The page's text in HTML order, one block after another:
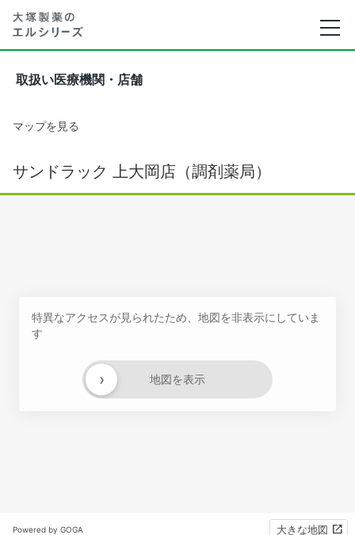
取扱い医療機関・店舗
マップを見る
サンドラック 上大岡店（調剤薬局）
特異なアクセスが見られたため、地図を非表示にしていま
す
地図を表示
›
Powered by GOGA 大きな地図